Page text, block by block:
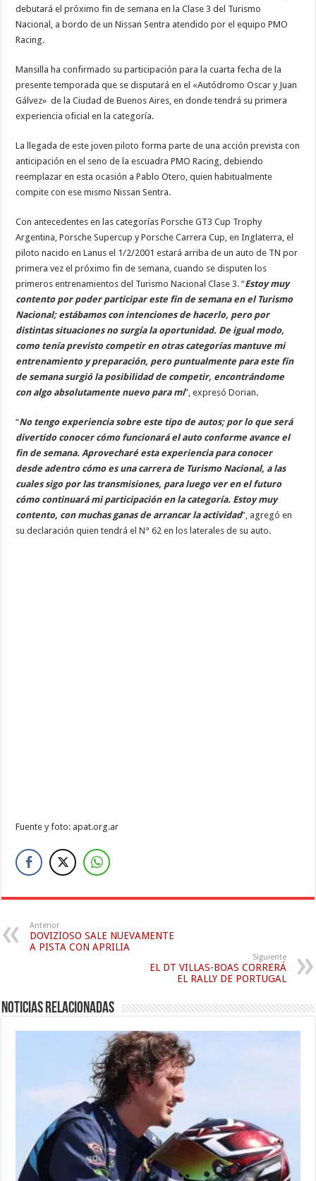
debutará el próximo fin de semana en la Clase 3 del Turismo
Nacional, a bordo de un Nissan Sentra atendido por el equipo PMO
Racing.
Mansilla ha confirmado su participación para la cuarta fecha de la
presente temporada que se disputará en el «Autódromo Oscar y Juan
Gálvez» de la Ciudad de Buenos Aires, en donde tendrá su primera
experiencia oficial en la categoría.
La llegada de este joven piloto forma parte de una acción prevista con
anticipación en el seno de la escuadra PMO Racing, debiendo
reemplazar en esta ocasión a Pablo Otero, quien habitualmente
compite con ese mismo Nissan Sentra.
Con antecedentes en las categorías Porsche GT3 Cup Trophy
Argentina, Porsche Supercup y Porsche Carrera Cup, en Inglaterra, el
piloto nacido en Lanus el 1/2/2001 estará arriba de un auto de TN por
primera vez el próximo fin de semana, cuando se disputen los
primeros entrenamientos del Turismo Nacional Clase 3. “Estoy muy
contento por poder participar este fin de semana en el Turismo
Nacional; estábamos con intenciones de hacerlo, pero por
distintas situaciones no surgía la oportunidad. De igual modo,
como tenía previsto competir en otras categorías mantuve mi
entrenamiento y preparación, pero puntualmente para este fin
de semana surgió la posibilidad de competir, encontrándome
con algo absolutamente nuevo para mí”, expresó Dorian.
“No tengo experiencia sobre este tipo de autos; por lo que será
divertido conocer cómo funcionará el auto conforme avance el
fin de semana. Aprovecharé esta experiencia para conocer
desde adentro cómo es una carrera de Turismo Nacional, a las
cuales sigo por las transmisiones, para luego ver en el futuro
cómo continuará mi participación en la categoría. Estoy muy
contento, con muchas ganas de arrancar la actividad”, agregó en
su declaración quien tendrá el N° 62 en los laterales de su auto.
Fuente y foto: apat.org.ar
Anterior
DOVIZIOSO SALE NUEVAMENTE
A PISTA CON APRILIA
Siguiente
EL DT VILLAS-BOAS CORRERÁ
EL RALLY DE PORTUGAL
Noticias relacionadas